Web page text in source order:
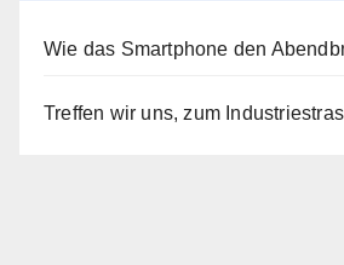
Wie das Smartphone den
Treffen wir uns, zum